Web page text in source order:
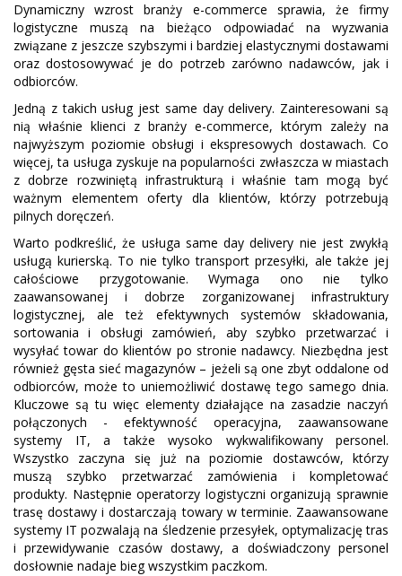
Dynamiczny wzrost branży e-commerce sprawia, że firmy
logistyczne muszą na bieżąco odpowiadać na wyzwania
związane z jeszcze szybszymi i bardziej elastycznymi dostawami
oraz dostosowywać je do potrzeb zarówno nadawców, jak i
odbiorców.
Jedną z takich usług jest same day delivery. Zainteresowani są
nią właśnie klienci z branży e-commerce, którym zależy na
najwyższym poziomie obsługi i ekspresowych dostawach. Co
więcej, ta usługa zyskuje na popularności zwłaszcza w miastach
z dobrze rozwiniętą infrastrukturą i właśnie tam mogą być
ważnym elementem oferty dla klientów, którzy potrzebują
pilnych doręczeń.
Warto podkreślić, że usługa same day delivery nie jest zwykłą
usługą kurierską. To nie tylko transport przesyłki, ale także jej
całościowe przygotowanie. Wymaga ono nie tylko
zaawansowanej i dobrze zorganizowanej infrastruktury
logistycznej, ale też efektywnych systemów składowania,
sortowania i obsługi zamówień, aby szybko przetwarzać i
wysyłać towar do klientów po stronie nadawcy. Niezbędna jest
również gęsta sieć magazynów – jeżeli są one zbyt oddalone od
odbiorców, może to uniemożliwić dostawę tego samego dnia.
Kluczowe są tu więc elementy działające na zasadzie naczyń
połączonych - efektywność operacyjna, zaawansowane
systemy IT, a także wysoko wykwalifikowany personel.
Wszystko zaczyna się już na poziomie dostawców, którzy
muszą szybko przetwarzać zamówienia i kompletować
produkty. Następnie operatorzy logistyczni organizują sprawnie
trasę dostawy i dostarczają towary w terminie. Zaawansowane
systemy IT pozwalają na śledzenie przesyłek, optymalizację tras
i przewidywanie czasów dostawy, a doświadczony personel
dosłownie nadaje bieg wszystkim paczkom.